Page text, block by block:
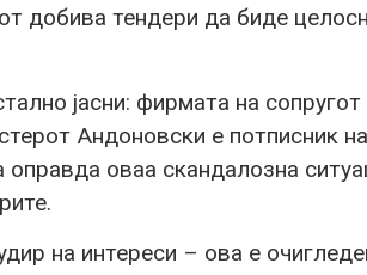
добива тендери да биде
јасни: фирмата на
Андоновски е потписник
оправда оваа скандалозна
на интереси – ова е